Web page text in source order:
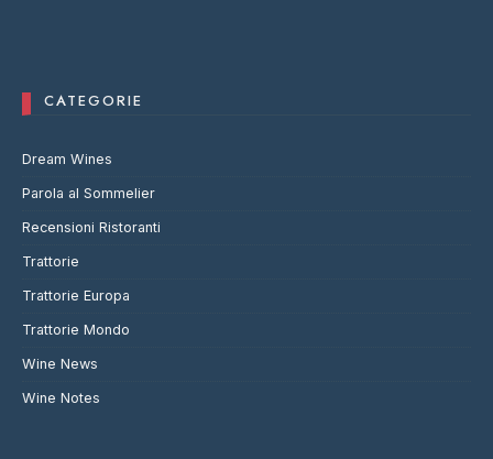
CATEGORIE
Dream Wines
Parola al Sommelier
Recensioni Ristoranti
Trattorie
Trattorie Europa
Trattorie Mondo
Wine News
Wine Notes